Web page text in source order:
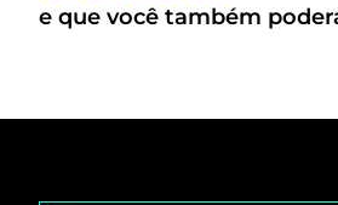
e que você também